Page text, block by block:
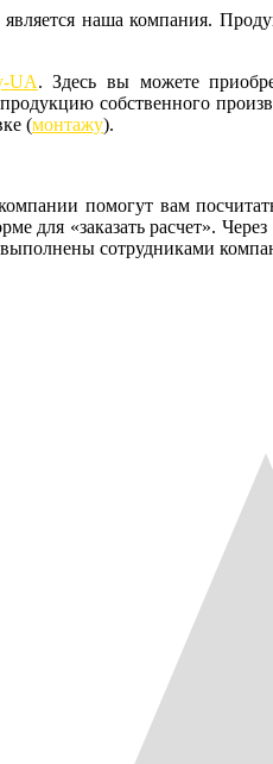
наша компания.
UA. Здесь вы можете
собственного
(монтажу).
помогут вам
для «заказать расчет».
сотрудниками